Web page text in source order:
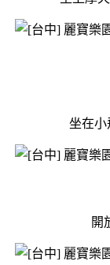
坐在小
開